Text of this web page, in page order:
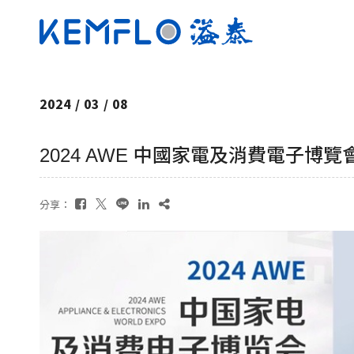
2024 / 03 / 08
2024 AWE 中國家電及消費電子博覽
分享：